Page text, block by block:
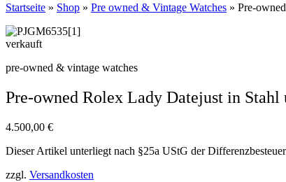
Startseite » Shop » Pre owned & Vintage Watches » Pre-
verkauft
pre-owned & vintage watches
Pre-owned Rolex Lady Datejust in Stahl
4.500,00 €
Dieser Artikel unterliegt nach §25a UStG der
zzgl. Versandkosten